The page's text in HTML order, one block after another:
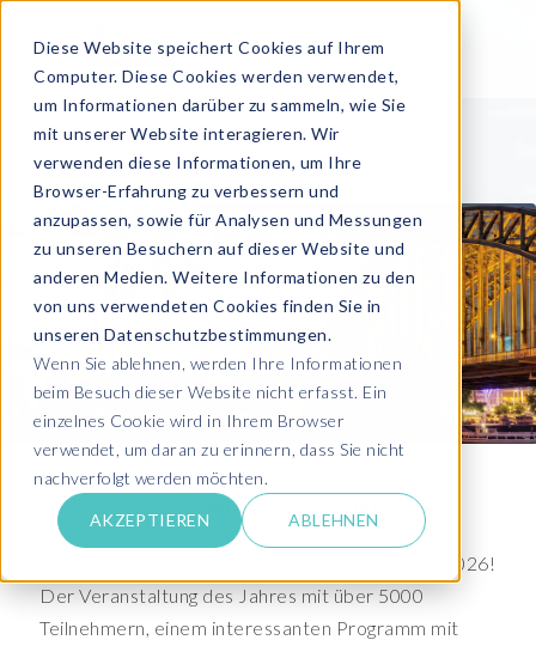
Diese Website speichert Cookies auf Ihrem
Computer. Diese Cookies werden verwendet,
um Informationen darüber zu sammeln, wie Sie
mit unserer Website interagieren. Wir
verwenden diese Informationen, um Ihre
Browser-Erfahrung zu verbessern und
anzupassen, sowie für Analysen und Messungen
zu unseren Besuchern auf dieser Website und
anderen Medien. Weitere Informationen zu den
von uns verwendeten Cookies finden Sie in
unseren Datenschutzbestimmungen.
Wenn Sie ablehnen, werden Ihre Informationen
beim Besuch dieser Website nicht erfasst. Ein
einzelnes Cookie wird in Ihrem Browser
verwendet, um daran zu erinnern, dass Sie nicht
nachverfolgt werden möchten.
AKZEPTIEREN ABLEHNEN
DSAG-Jahreskongress 2026 Köln
Wir sind dabei auf dem DSAG-Jahreskongress 2026!
Der Veranstaltung des Jahres mit über 5000
Teilnehmern, einem interessanten Programm mit